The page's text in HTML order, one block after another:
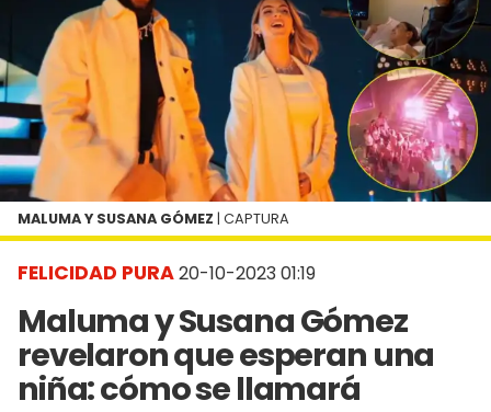
FELICIDAD PURA20-10-2023 01:19
Maluma y Susana Gómez
revelaron que esperan una
niña: cómo se llamará
MALUMA Y SUSANA GÓMEZ | CAPTURA